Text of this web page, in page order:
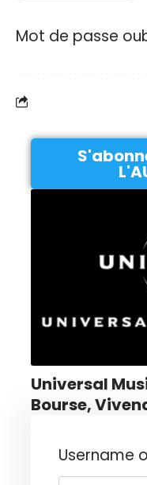
Mot de passe
Universal
Bourse,
Username